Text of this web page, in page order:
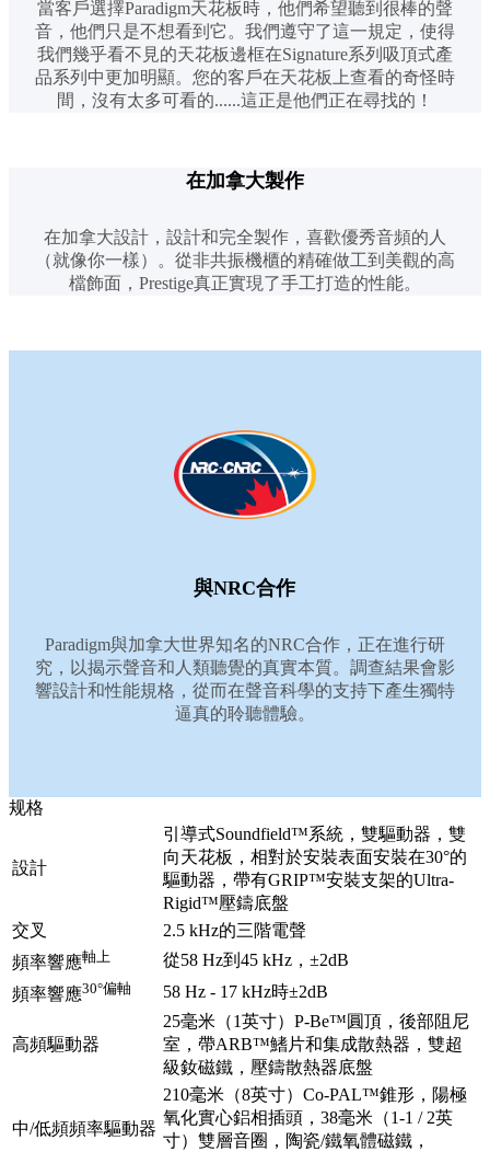
當客戶選擇Paradigm天花板時，他們希望聽到很棒的聲
音，他們只是不想看到它。我們遵守了這一規定，使得
我們幾乎看不見的天花板邊框在Signature系列吸頂式產
品系列中更加明顯。您的客戶在天花板上查看的奇怪時
間，沒有太多可看的......這正是他們正在尋找的！
在加拿大製作
在加拿大設計，設計和完全製作，喜歡優秀音頻的人
（就像你一樣）。從非共振機櫃的精確做工到美觀的高
檔飾面，Prestige真正實現了手工打造的性能。
與NRC合作
Paradigm與加拿大世界知名的NRC合作，正在進行研
究，以揭示聲音和人類聽覺的真實本質。調查結果會影
響設計和性能規格，從而在聲音科學的支持下產生獨特
逼真的聆聽體驗。
规格
設計
引導式Soundfield™系統，雙驅動器，雙
向天花板，相對於安裝表面安裝在30°的
驅動器，帶有GRIP™安裝支架的Ultra-
Rigid™壓鑄底盤
交叉
2.5 kHz的三階電聲
頻率響應軸上
從58 Hz到45 kHz，±2dB
頻率響應30°偏軸 58 Hz - 17 kHz時±2dB
高頻驅動器
25毫米（1英寸）P-Be™圓頂，後部阻尼
室，帶ARB™鰭片和集成散熱器，雙超
級釹磁鐵，壓鑄散熱器底盤
中/低頻頻率驅動器
210毫米（8英寸）Co-PAL™錐形，陽極
氧化實心鋁相插頭，38毫米（1-1 / 2英
寸）雙層音圈，陶瓷/鐵氧體磁鐵，